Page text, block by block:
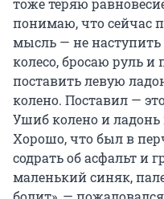
понимаю, что сейчас
мысль — не
колесо, бросаю руль и
поставить левую
колено. Поставил —
Ушиб колено и ладонь
Хорошо, что был в
содрать об асфальт и
маленький синяк,